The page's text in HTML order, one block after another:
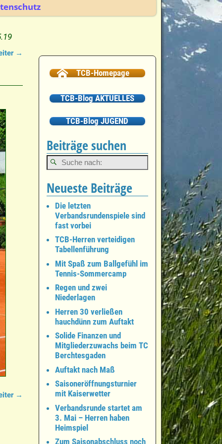
→
→
TCB-Homepage
TCB-Blog AKTUELLES
TCB-Blog JUGEND
Beiträge suchen
Neueste Beiträge
Die letzten
Verbandsrundenspiele sind
fast vorbei
TCB-Herren verteidigen
Tabellenführung
Mit Spaß zum Ballgefühl im
Tennis-Sommercamp
Regen und zwei
Niederlagen
Herren 30 verließen
hauchdünn zum Auftakt
Solide Finanzen und
Mitgliederzuwachs beim TC
Berchtesgaden
Auftakt nach Maß
Saisoneröffnungsturnier
mit Kaiserwetter
Verbandsrunde startet am
3. Mai – Herren haben
Heimspiel
Zum Saisonabschluss noch